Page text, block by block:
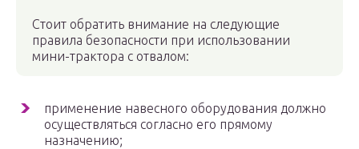
Стоит обратить внимание на следующие
правила безопасности при использовании
мини-трактора с отвалом:
применение навесного оборудования должно
осуществляться согласно его прямому
назначению;